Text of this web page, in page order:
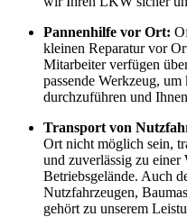
Pannenhilfe vor Ort:
kleinen Reparatur vor
Mitarbeiter verfügen
passende Werkzeug,
durchzuführen und
Transport von
Ort nicht möglich sein,
und zuverlässig zu
Betriebsgelände. Auch
Nutzfahrzeugen,
gehört zu unserem